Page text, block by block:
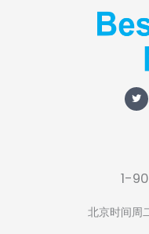
w
i
t
1-
北京时间周